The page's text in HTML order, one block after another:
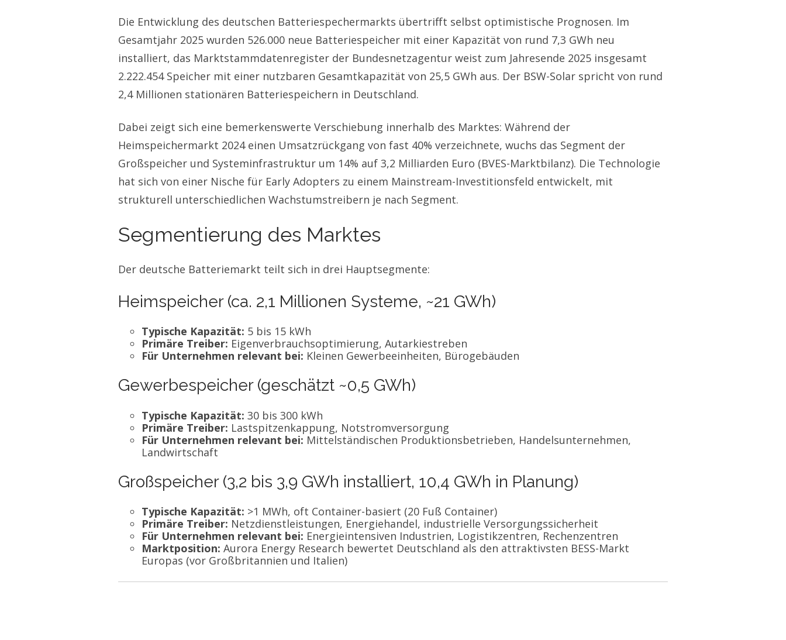
Die Entwicklung des deutschen Batteriespechermarkts übertrifft selbst optimistische Prognosen. Im
Gesamtjahr 2025 wurden 526.000 neue Batteriespeicher mit einer Kapazität von rund 7,3 GWh neu
installiert, das Marktstammdatenregister der Bundesnetzagentur weist zum Jahresende 2025 insgesamt
2.222.454 Speicher mit einer nutzbaren Gesamtkapazität von 25,5 GWh aus. Der BSW-Solar spricht von rund
2,4 Millionen stationären Batteriespeichern in Deutschland.
Dabei zeigt sich eine bemerkenswerte Verschiebung innerhalb des Marktes: Während der
Heimspeichermarkt 2024 einen Umsatzrückgang von fast 40% verzeichnete, wuchs das Segment der
Großspeicher und Systeminfrastruktur um 14% auf 3,2 Milliarden Euro (BVES-Marktbilanz). Die Technologie
hat sich von einer Nische für Early Adopters zu einem Mainstream-Investitionsfeld entwickelt, mit
strukturell unterschiedlichen Wachstumstreibern je nach Segment.
Segmentierung des Marktes
Der deutsche Batteriemarkt teilt sich in drei Hauptsegmente:
Heimspeicher (ca. 2,1 Millionen Systeme, ~21 GWh)
Typische Kapazität: 5 bis 15 kWh
Primäre Treiber: Eigenverbrauchsoptimierung, Autarkiestreben
Für Unternehmen relevant bei: Kleinen Gewerbeeinheiten, Bürogebäuden
Gewerbespeicher (geschätzt ~0,5 GWh)
Typische Kapazität: 30 bis 300 kWh
Primäre Treiber: Lastspitzenkappung, Notstromversorgung
Für Unternehmen relevant bei: Mittelständischen Produktionsbetrieben, Handelsunternehmen,
Landwirtschaft
Großspeicher (3,2 bis 3,9 GWh installiert, 10,4 GWh in Planung)
Typische Kapazität: >1 MWh, oft Container-basiert (20 Fuß Container)
Primäre Treiber: Netzdienstleistungen, Energiehandel, industrielle Versorgungssicherheit
Für Unternehmen relevant bei: Energieintensiven Industrien, Logistikzentren, Rechenzentren
Marktposition: Aurora Energy Research bewertet Deutschland als den attraktivsten BESS-Markt
Europas (vor Großbritannien und Italien)